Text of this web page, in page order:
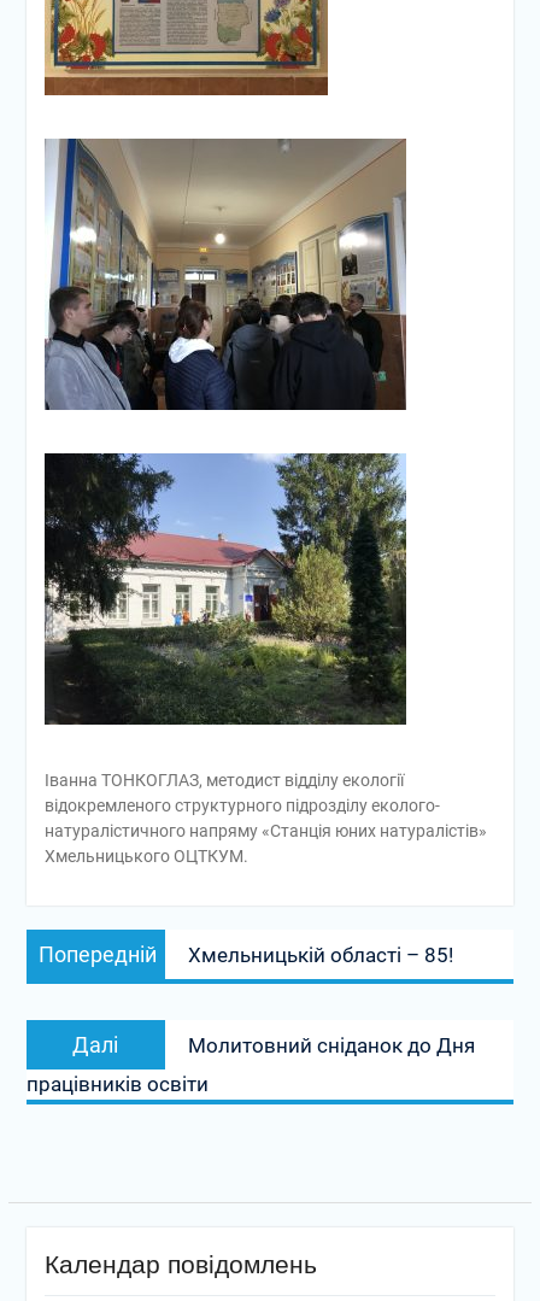
Іванна ТОНКОГЛАЗ, методист відділу екології
відокремленого структурного підрозділу еколого-
натуралістичного напряму «Станція юних натуралістів»
Хмельницького ОЦТКУМ.
Навігація
записів
Попередній
запис:
Хмельницькій області – 85!
Далі
запис:
Молитовний сніданок до Дня
працівників освіти
Календар повідомлень